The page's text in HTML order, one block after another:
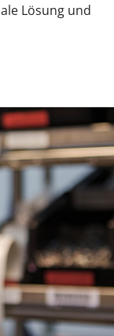
Lösung und